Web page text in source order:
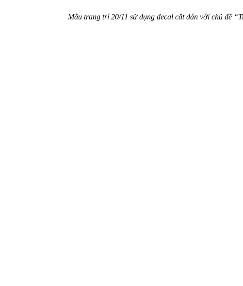
Mẫu trang trí 20/11 sử dụng decal cắt dán với chủ đề